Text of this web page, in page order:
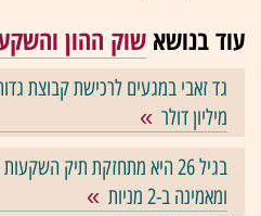
עוד בנושא שוק ההון
מיליון דולר
בגיל 26 היא מתחזקת תיק
ומאמינה ב-2 מניות